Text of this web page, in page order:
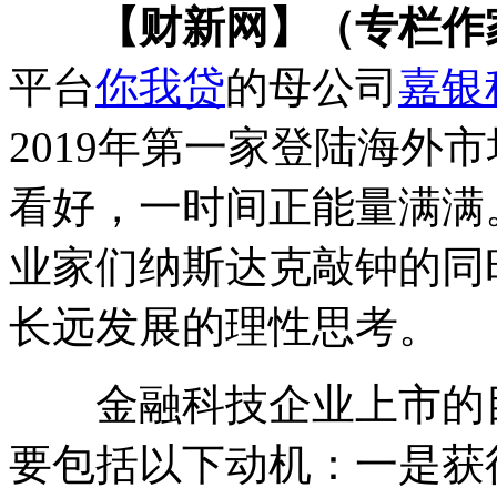
【财新网】（专栏
平台你我贷的母公司 嘉银
2019年第一家登陆海外
看好，一时间正能量满
业家们纳斯达克敲钟的
长远发展的理性思考。
金融科技企业上市的
要包括以下动机：一是